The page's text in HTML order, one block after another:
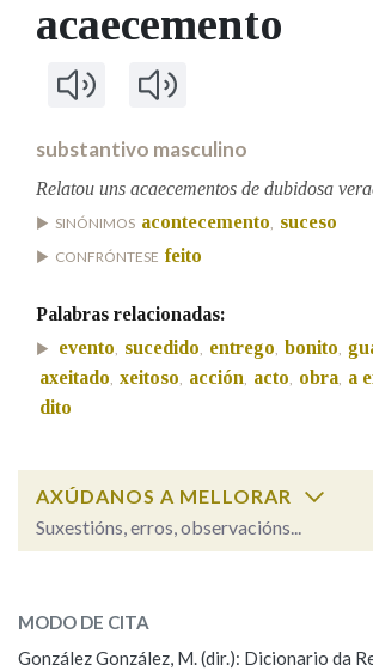
IDENTIDADE
MARCIAL DEL
FIGURAS
PORTAL DAS
Facebook
TwitterYoutubeInstagram
Bluesky
BUSCAR NOS LEMAS
Comeza por
Contén
BUSCAR NO CONTIDO
Nas definicións
Nos exemplos
acaecemento
substantivo masculino
Relatou uns acaecementos de dubidosa
SINÓNIMOS acontecemento, suceso
CONFRÓNTESE feito
Palabras relacionadas:
evento, sucedido, entrego, bonito,
axeitado, xeitoso, acción, acto, obra, a
dito
AXÚDANOS A MELLORAR
Suxestións, erros, observacións...
ESCOLLE UNHA OPCIÓN:
MODO DE CITA
González González, M. (dir.): Dicionario da